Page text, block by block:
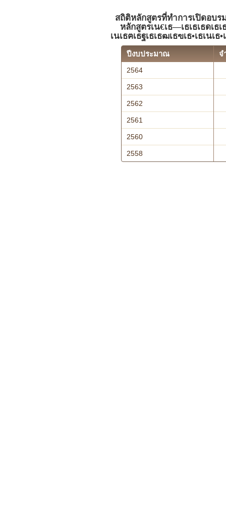
สถิติหลักสูตรที่ทำการเปิดอบ
หลักสูตรเน€เธ—เธเธเธดเธ
เนเธฅเธฐเธเธฒเธฃเธ•เธเนเธ
ปีงบประมาณ จ
2564
2563
2562
2561
2560
2558